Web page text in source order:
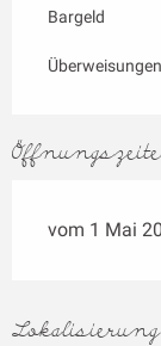
Bargeld
Überweisungen
vom 1 Mai
Lokalisierung